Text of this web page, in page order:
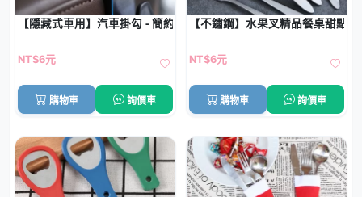
【隱藏式車用】汽車掛勾 - 簡約多功能椅背掛鉤
NT$6元
購物車 詢價車
【不鏽鋼】水果叉精品餐桌甜點
NT$6元
購物車 詢價車